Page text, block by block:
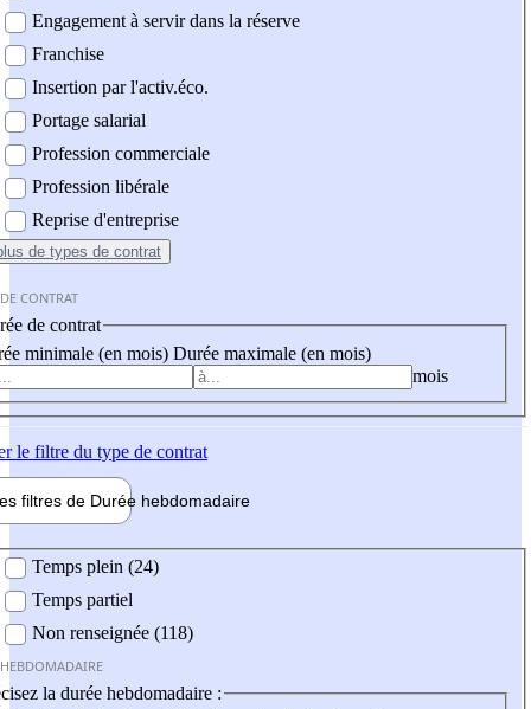
Engagement à servir dans la réserve
Franchise
Insertion par l'activ.éco.
Portage salarial
Profession commerciale
Profession libérale
Reprise d'entreprise
de types de contrat
CONTRAT
de contrat
minimale (en mois) Durée maximale (en mois)
mois
le filtre du type de contrat
filtres de Durée hebdomadaire
Temps plein (24)
Temps partiel
Non renseignée (118)
la durée hebdomadaire :